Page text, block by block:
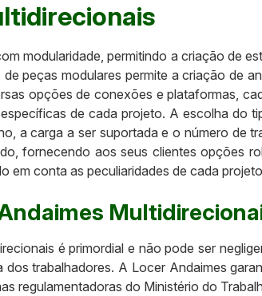
modularidade, permitindo a criação de
peças modulares permite a criação de
opções de conexões e plataformas,
de cada projeto. A escolha do
a carga a ser suportada e o número de
fornecendo aos seus clientes opções
em conta as peculiaridades de cada
é primordial e não pode ser
trabalhadores. A Locer Andaimes
regulamentadoras do Ministério do